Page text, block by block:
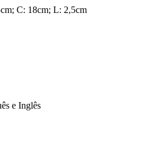
C: 18cm; L: 2,5cm
e Inglês